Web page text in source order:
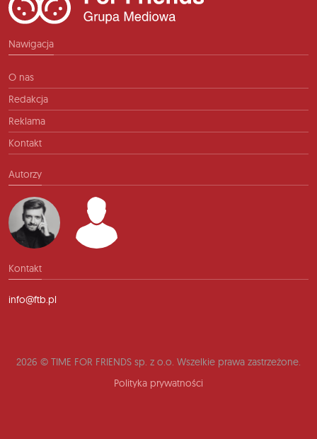
Nawigacja
O nas
Redakcja
Reklama
Kontakt
Autorzy
Kontakt
info@ftb.pl
2026 © TIME FOR FRIENDS sp. z o.o. Wszelkie prawa zastrzeżone.
Polityka prywatności